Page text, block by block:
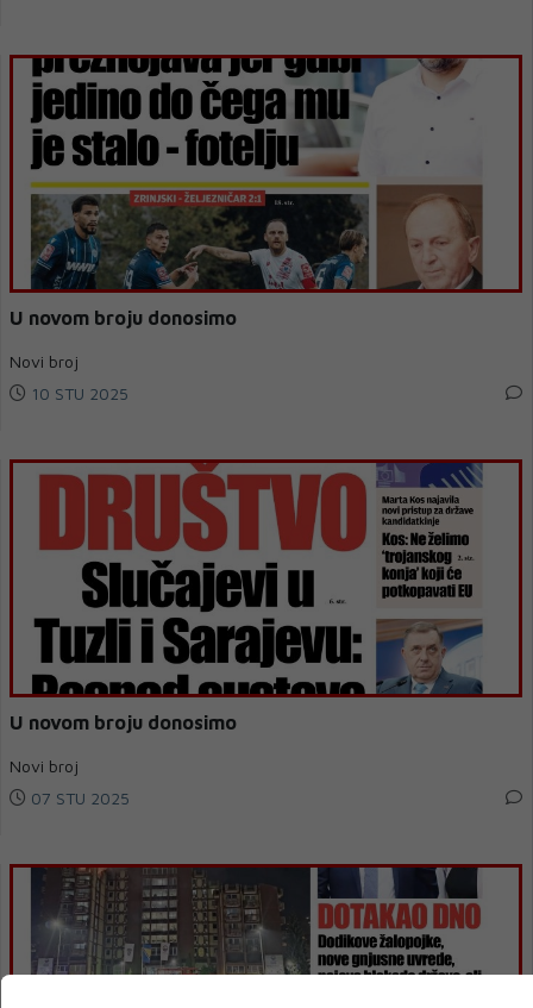
U novom broju donosimo
Novi broj
10 STU 2025
U novom broju donosimo
Novi broj
07 STU 2025